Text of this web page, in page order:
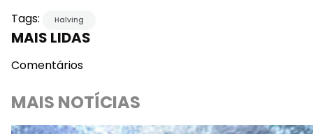
Tags: Halving
MAIS LIDAS
Comentários
MAIS NOTÍCIAS